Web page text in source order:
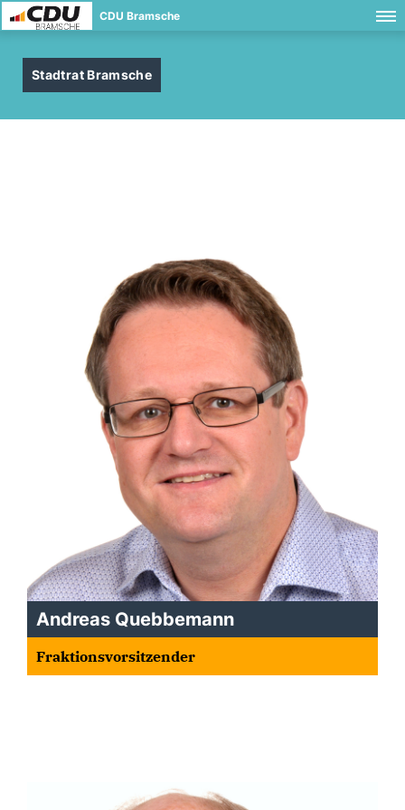
CDU Bramsche
Stadtrat Bramsche
Andreas Quebbemann
Fraktionsvorsitzender